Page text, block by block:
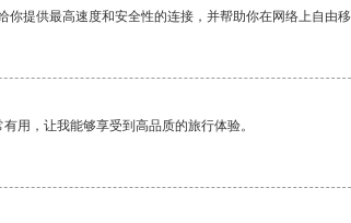
你提供最高速度和安全性的连接，并帮助你在网络上自由移
用，让我能够享受到高品质的旅行体验。